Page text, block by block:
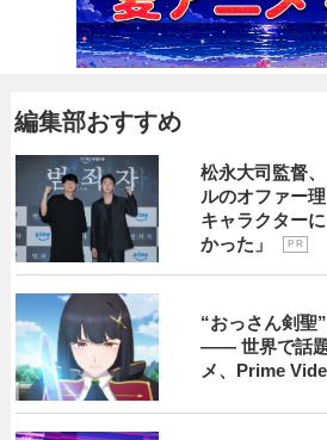
編集部おすすめ
松永大司監督
ルのオファー
キャラクター
かった」
P R
“おっさん剣聖
―― 世界で話題
メ、Prime